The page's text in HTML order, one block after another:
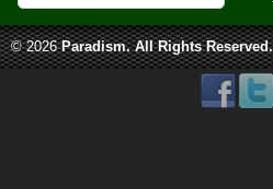
© 2026 Paradism. All Rights Reserved.